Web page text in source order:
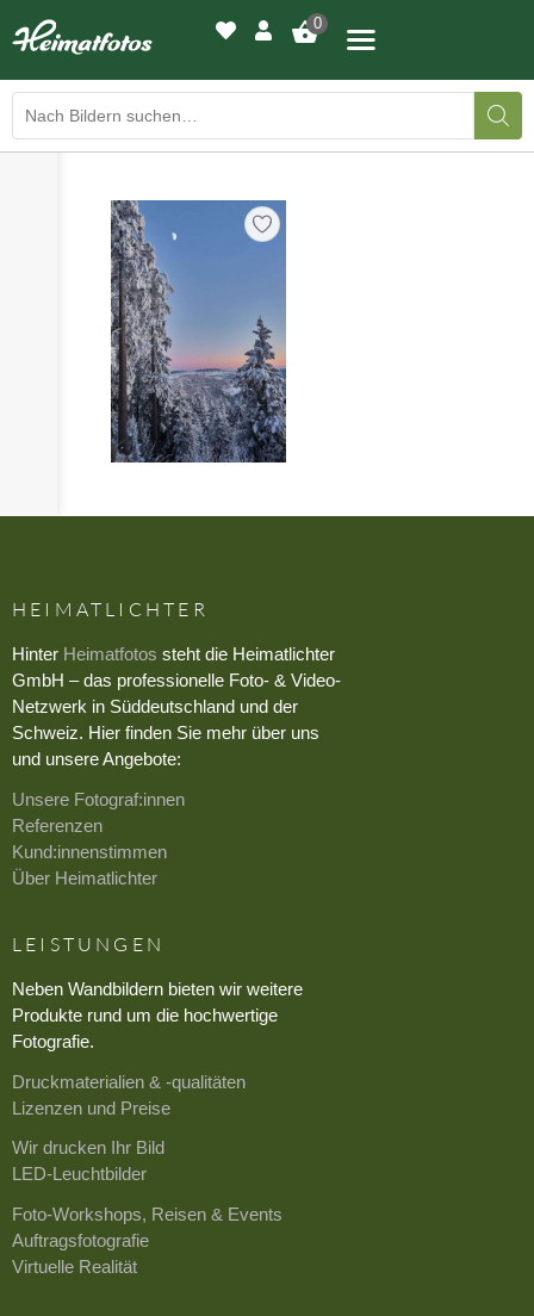
0
BILDERGALERIE
DRUCKQUALITÄTEN
LED-LEUCHTBILDER
WIR DRUCKEN IHR BILD
AUSSTELLUNGEN
HEIMATLICHTER
KONTAKT
HEIMATLICHTER
Hinter Heimatfotos steht die Heimatlichter
GmbH – das professionelle Foto- & Video-
Netzwerk in Süddeutschland und der
Schweiz. Hier finden Sie mehr über uns
und unsere Angebote:
Unsere Fotograf:innen
Referenzen
Kund:innenstimmen
Über Heimatlichter
LEISTUNGEN
Neben Wandbildern bieten wir weitere
Produkte rund um die hochwertige
Fotografie.
Druckmaterialien & -qualitäten
Lizenzen und Preise
Wir drucken Ihr Bild
LED-Leuchtbilder
Foto-Workshops, Reisen & Events
Auftragsfotografie
Virtuelle Realität